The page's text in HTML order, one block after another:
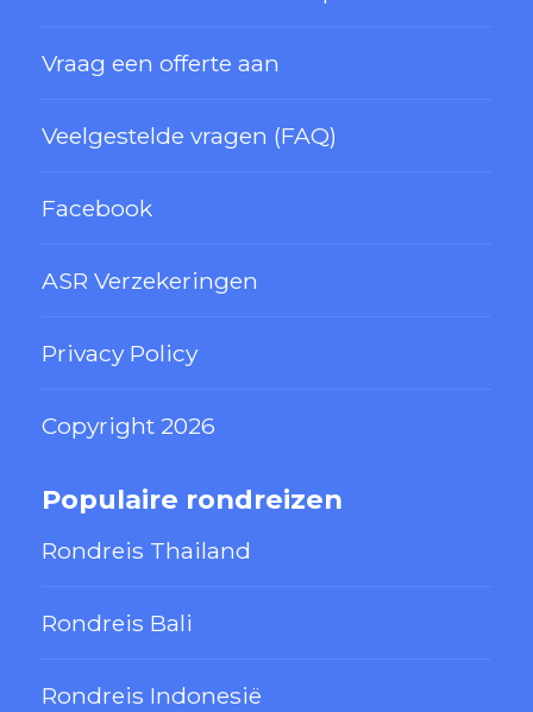
Vraag een offerte aan
Veelgestelde vragen (FAQ)
Facebook
ASR Verzekeringen
Privacy Policy
Copyright 2026
Populaire rondreizen
Rondreis Thailand
Rondreis Bali
Rondreis Indonesië